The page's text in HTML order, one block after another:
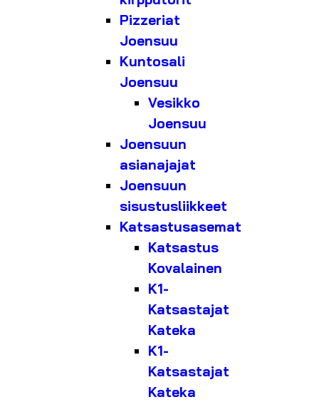
Pizzeriat
Joensuu
Kuntosali
Joensuu
Vesikko
Joensuu
Joensuun
asianajajat
Joensuun
sisustusliikkeet
Katsastusasemat
Katsastus
Kovalainen
K1-
Katsastajat
Kateka
K1-
Katsastajat
Kateka